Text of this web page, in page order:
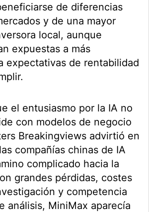
de diferencias
y de una mayor
local, aunque
expuestas a más
expectativas de rentabilidad
el entusiasmo por la IA no
con modelos de negocio
Breakingviews advirtió en
compañías chinas de IA
complicado hacia la
grandes pérdidas, costes
y competencia
análisis, MiniMax aparecía